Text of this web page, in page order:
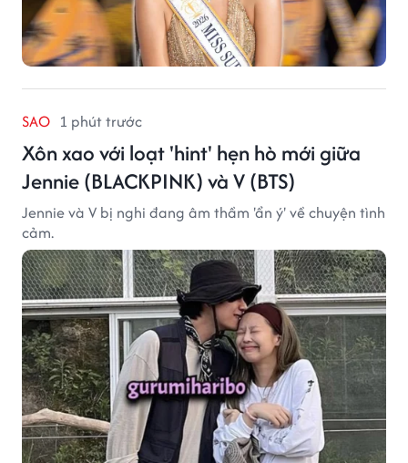
SAO 1 phút trước
Xôn xao với loạt 'hint' hẹn hò mới giữa
Jennie (BLACKPINK) và V (BTS)
Jennie và V bị nghi đang âm thầm 'ẩn ý' về chuyện tình
cảm.